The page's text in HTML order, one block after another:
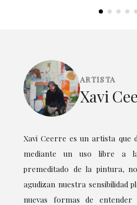
ARTISTA
Xavi
Xavi Ceerre es un artista que
mediante un uso libre a
premeditado de la pintura,
agudizan nuestra sensibilidad
nuevas formas de entender